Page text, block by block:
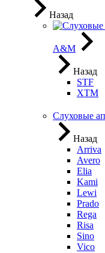
Назад
A&M
Назад
STF
XTM
Слуховые
Назад
Arriva
Avero
Elia
Kami
Lewi
Prado
Rega
Risa
Sino
Vico